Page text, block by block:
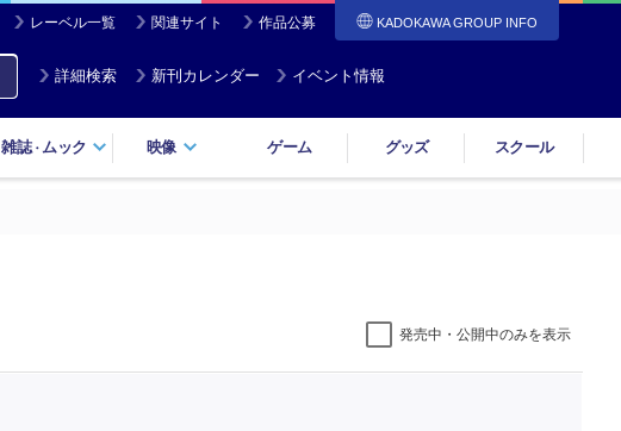
レーベル一覧 関連サイト 作品公募 KADOKAWA GROUP INFO
詳細検索 新刊カレンダー イベント情報
雑誌・ ムック 映像 ゲーム グッズ スクール
発売中・公開中のみを表示